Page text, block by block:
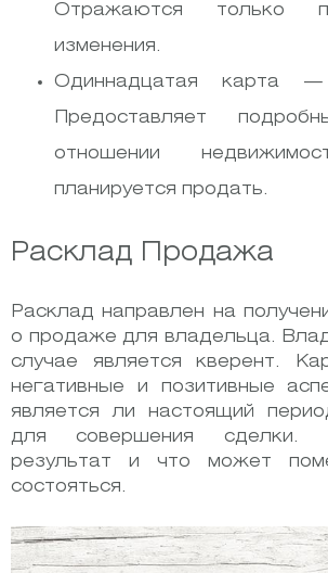
Отражаются только
изменения.
Одиннадцатая карта —
Предоставляет
отношении
планируется продать.
Расклад Продажа
Расклад направлен на
о продаже для владельца.
случае является кверент.
негативные и позитивные
является ли настоящий
для совершения сделки.
результат и что может
состояться.